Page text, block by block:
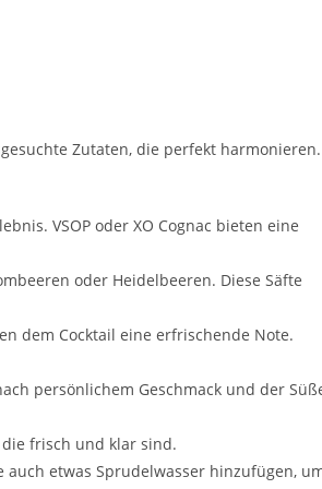
Zutaten, die perfekt harmonieren.
VSOP oder XO Cognac bieten eine
oder Heidelbeeren. Diese Säfte
dem Cocktail eine erfrischende Note.
persönlichem Geschmack und der
frisch und klar sind.
auch etwas Sprudelwasser hinzufügen,